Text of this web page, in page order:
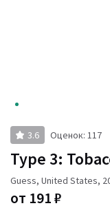
3.6 Оценок: 117
Type 3:
Guess, United States,
от 191₽